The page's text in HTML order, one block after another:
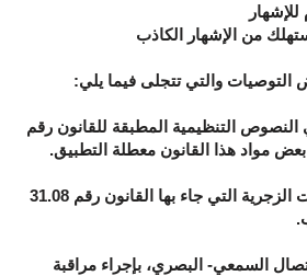
للإشهار
من الإشهار الكاذب
والتي تتجلى فيما يلي:
التنظيمية المطبقة للقانون رقم
- إعادة النظر في العقوبات الزجرية التي جاء بها القانون رقم 31.08
السمعي- البصري، بإجراء مراقبة